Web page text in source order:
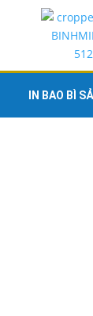
IN BAO BÌ